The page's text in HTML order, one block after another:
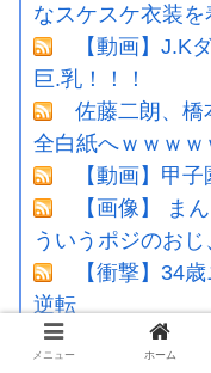
なスケスケ衣装
【動画】J.K
巨.乳！！！
佐藤二朗、橋
全白紙へｗｗｗｗ
【動画】甲
【画像】 ま
ういうポジのお
【衝撃】34
逆転
メニュー ホーム